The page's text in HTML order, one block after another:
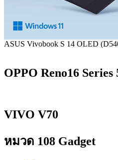
ASUS Vivobook S 14 OLED
OPPO Reno16 Series
VIVO V70
หมวด 108 Gadget